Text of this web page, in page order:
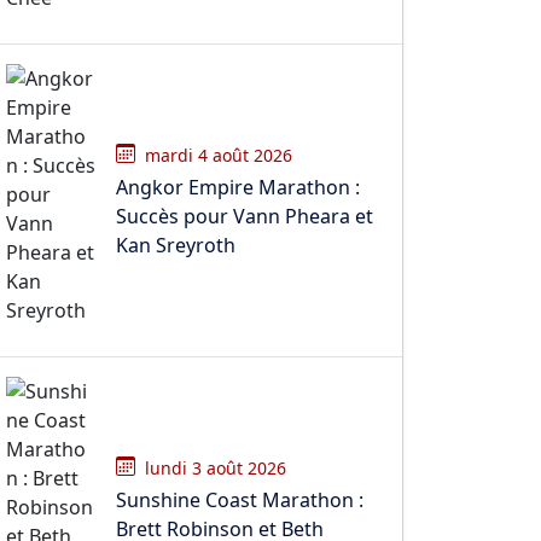
mardi 4 août 2026
Angkor Empire Marathon :
Succès pour Vann Pheara et
Kan Sreyroth
lundi 3 août 2026
Sunshine Coast Marathon :
Brett Robinson et Beth